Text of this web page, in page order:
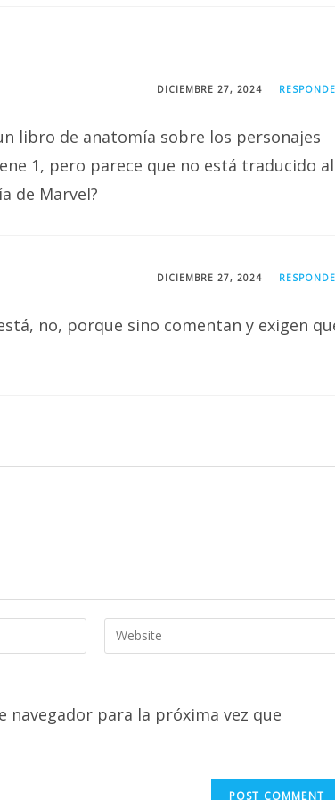
DICIEMBRE 27, 2024
libro de anatomía sobre los personajes
1, pero parece que no está traducido al
de Marvel?
DICIEMBRE 27, 2024
no, porque sino comentan y exigen
Enter
your
(optional)
para la próxima vez que